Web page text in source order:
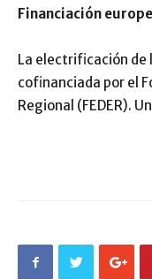
Financiación
La electrificación de
cofinanciada por el
Regional (FEDER).